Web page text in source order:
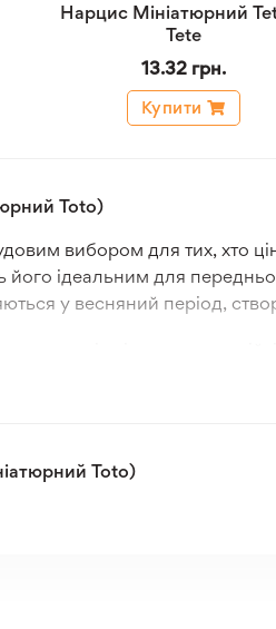
Нарцис Мініатюрний
Tete
13.32 грн.
Купити
Toto)
вибором для тих, хто
ідеальним для
у весняний період,
між цибулинами є
звичайний
Toto)